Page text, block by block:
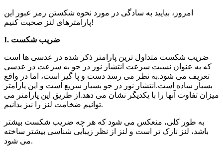
امروز، بیایید به سادگی در مورد نحوه شکستن رمز عبور این
پارامترهای لنز صحبت کنیم!
I. ضریب شکست
ضریب شکست متداول ترین پارامتر ذکر شده در عدسی ها است
که به عنوان نسبت سرعت انتشار نور در جو به سرعت در عدسی
تعریف می شود.به نظر می رسد دست و پا گیر است، اما در واقع
بسیار ساده است.انتشار نور در جو بسیار سریع است و این پارامتر
میزان تفاوت آنها را با یکدیگر نشان می دهد.از طریق این پارامتر می
توانیم ضخامت لنز را نیز بدانیم.
به طور کلی، منعکس می شود که هر چه ضریب شکست بیشتر
باشد، لنز نازک تر است و لنز از نظر زیبایی شناسی بیشتر ساخته
می شود.